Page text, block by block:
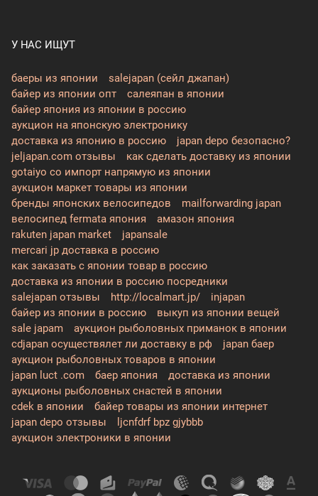
У НАС ИЩУТ
баеры из японии
salejapan (сейл джапан)
байер из японии опт
салеяпан в японии
байер япония из японии в россию
аукцион на японскую электронику
доставка из японию в россию
japan depo безопасно?
jeljapan.com отзывы
как сделать доставку из японии
gotaiyo co импорт напрямую из японии
аукцион маркет товары из японии
бренды японских велосипедов
mailforwarding japan
велосипед fermata япония
амазон япония
rakuten japan market
japansale
mercari jp доставка в россию
как заказать с японии товар в россию
доставка из японии в россию посредники
salejapan отзывы
http://localmart.jp/
injapan
байер из японии в россию
выкуп из японии вещей
sale japam
аукцион рыболовных приманок в японии
cdjapan осуществялет ли доставку в рф
japan баер
аукцион рыболовных товаров в японии
japan luct .com
баер япония
доставка из японии
аукционы рыболовных снастей в японии
cdek в японии
байер товары из японии интернет
japan depo отзывы
ljcnfdrf bpz gjybbb
аукцион электроники в японии